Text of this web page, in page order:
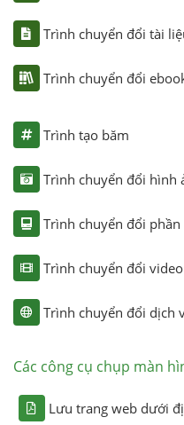
Trình chuyển đổi tài
Trình chuyển đổi
Trình tạo băm
Trình chuyển đổi hình
Trình chuyển đổi phần
Trình chuyển đổi video
Trình chuyển đổi dịch
Các công cụ chụp màn
Lưu trang web dưới